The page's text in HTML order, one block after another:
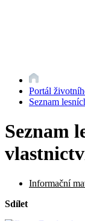
Portál
Seznam
Seznam
Informační
Sdílet